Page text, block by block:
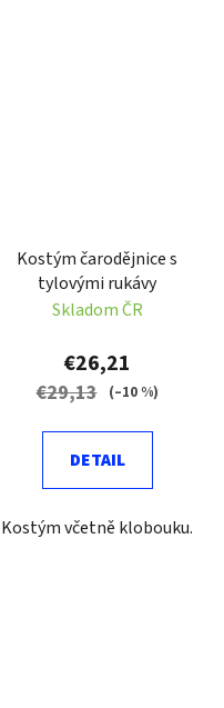
Kostým čarodějnice s
tylovými rukávy
Skladom ČR
€26,21
€29,13 (–10 %)
DETAIL
Kostým včetně klobouku.